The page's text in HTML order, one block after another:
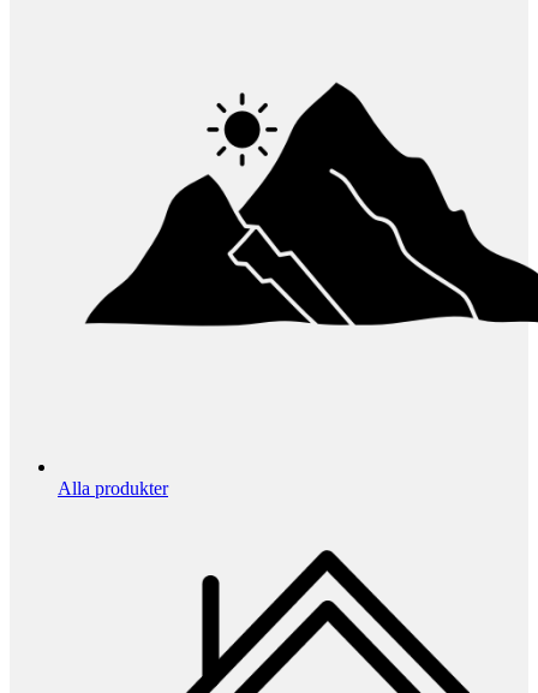
Alla produkter